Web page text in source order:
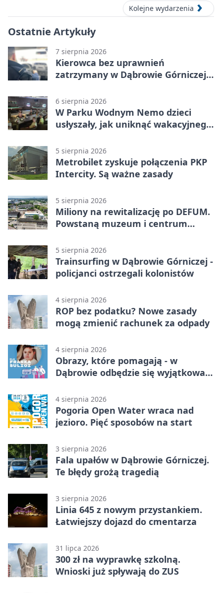
Kolejne wydarzenia
Ostatnie Artykuły
7 sierpnia 2026
Kierowca bez uprawnień
zatrzymany w Dąbrowie Górniczej.
6 sierpnia 2026
W Parku Wodnym Nemo dzieci
usłyszały, jak uniknąć wakacyjnego
5 sierpnia 2026
Metrobilet zyskuje połączenia PKP
Intercity. Są ważne zasady
5 sierpnia 2026
Miliony na rewitalizację po DEFUM.
Powstaną muzeum i centrum
5 sierpnia 2026
Trainsurfing w Dąbrowie Górniczej -
policjanci ostrzegali kolonistów
4 sierpnia 2026
ROP bez podatku? Nowe zasady
mogą zmienić rachunek za odpady
4 sierpnia 2026
Obrazy, które pomagają - w
Dąbrowie odbędzie się wyjątkowa
4 sierpnia 2026
Pogoria Open Water wraca nad
jezioro. Pięć sposobów na start
3 sierpnia 2026
Fala upałów w Dąbrowie Górniczej.
Te błędy grożą tragedią
3 sierpnia 2026
Linia 645 z nowym przystankiem.
Łatwiejszy dojazd do cmentarza
31 lipca 2026
300 zł na wyprawkę szkolną.
Wnioski już spływają do ZUS